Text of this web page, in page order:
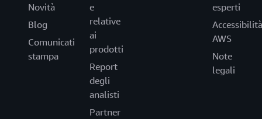
Novità
Blog
Comunicati
stampa
e
relative
ai
prodotti
Report
degli
analisti
Partner
esperti
Accessibilità
AWS
Note
legali